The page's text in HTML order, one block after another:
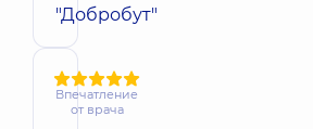
"Добробут"
Впечатление
от врача